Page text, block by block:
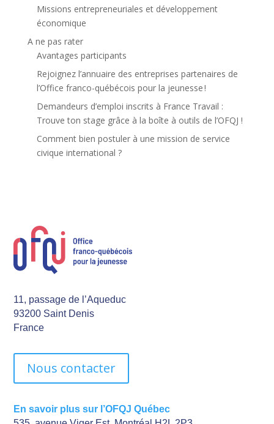
Missions entrepreneuriales et développement
économique
A ne pas rater
Avantages participants
Rejoignez l’annuaire des entreprises partenaires de
l’Office franco-québécois pour la jeunesse !
Demandeurs d’emploi inscrits à France Travail :
Trouve ton stage grâce à la boîte à outils de l’OFQJ !
Comment bien postuler à une mission de service
civique international ?
11, passage de l’Aqueduc
93200 Saint Denis
France
Nous contacter
En savoir plus sur l’OFQJ Québec